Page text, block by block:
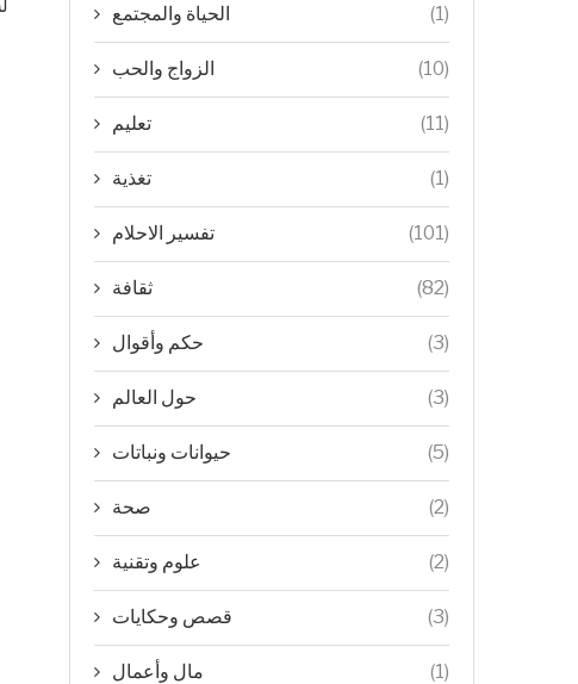
الحياة والمجتمع (1)
الزواج والحب (10)
تعليم (11)
تغذية (1)
تفسير الاحلام (101)
ثقافة (82)
حكم وأقوال (3)
حول العالم (3)
حيوانات ونباتات (5)
صحة (2)
علوم وتقنية (2)
قصص وحكايات (3)
مال وأعمال (1)